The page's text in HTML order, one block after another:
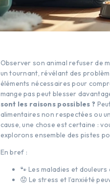
Observer son animal refuser de
un tournant, révélant des
éléments nécessaires pour
mange pas peut blesser
sont les raisons possibles ?
alimentaires non respectées ou
cause, une chose est certaine :
explorons ensemble des pistes
En bref :
🐾 Les maladies et
😟 Le stress et l’anxiété